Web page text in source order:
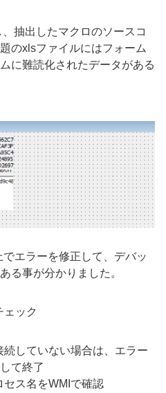
抽出したマクロのソースコ
のxlsファイルにはフォーム
に難読化されたデータがある
エラーを修正して、デバッ
る事が分かりました。
ェック
続していない場合は、エラー
て終了
ス名をWMIで確認